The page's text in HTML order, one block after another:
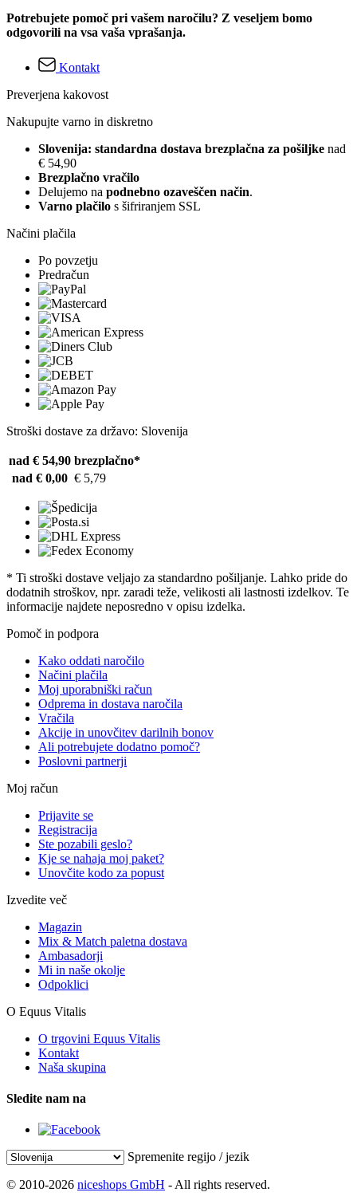
Potrebujete pomoč pri vašem naročilu? Z veseljem bomo
odgovorili na vsa vaša vprašanja.
Kontakt
Preverjena kakovost
Nakupujte varno in diskretno
Slovenija: standardna dostava brezplačna za pošiljke nad
€ 54,90
Brezplačno vračilo
Delujemo na podnebno ozaveščen način.
Varno plačilo s šifriranjem SSL
Načini plačila
Po povzetju
Predračun
Stroški dostave za državo: Slovenija
nad € 54,90 brezplačno*
nad € 0,00 € 5,79
* Ti stroški dostave veljajo za standardno pošiljanje. Lahko pride do
dodatnih stroškov, npr. zaradi teže, velikosti ali lastnosti izdelkov. Te
informacije najdete neposredno v opisu izdelka.
Pomoč in podpora
Kako oddati naročilo
Načini plačila
Moj uporabniški račun
Odprema in dostava naročila
Vračila
Akcije in unovčitev darilnih bonov
Ali potrebujete dodatno pomoč?
Poslovni partnerji
Moj račun
Prijavite se
Registracija
Ste pozabili geslo?
Kje se nahaja moj paket?
Unovčite kodo za popust
Izvedite več
Magazin
Mix & Match paletna dostava
Ambasadorji
Mi in naše okolje
Odpoklici
O Equus Vitalis
O trgovini Equus Vitalis
Kontakt
Naša skupina
Sledite nam na
Spremenite regijo / jezik
© 2010-2026 niceshops GmbH - All rights reserved.